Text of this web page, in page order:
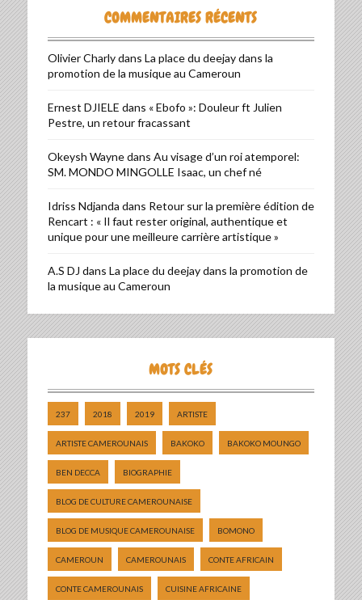
COMMENTAIRES RÉCENTS
Olivier Charlydans La place du deejay dans la
promotion de la musique au Cameroun
Ernest DJIELE dans « Ebofo »: Douleur ft Julien
Pestre, un retour fracassant
Okeysh Waynedans Au visage d’un roi atemporel:
SM. MONDO MINGOLLE Isaac, un chef né
Idriss Ndjanda dans Retour sur la première édition de
Rencart : « Il faut rester original, authentique et
unique pour une meilleure carrière artistique »
A.S DJ dans La place du deejay dans la promotion de
la musique au Cameroun
MOTS CLÉS
237 2018 2019 ARTISTE
ARTISTE CAMEROUNAIS BAKOKO BAKOKO MOUNGO
BEN DECCA BIOGRAPHIE
BLOG DE CULTURE CAMEROUNAISE
BLOG DE MUSIQUE CAMEROUNAISE BOMONO
CAMEROUN CAMEROUNAIS CONTE AFRICAIN
CONTE CAMEROUNAIS CUISINE AFRICAINE